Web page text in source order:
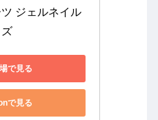
ジェルネイル
で見る
で見る